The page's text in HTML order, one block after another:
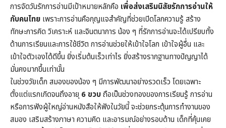
การจัดวันรักการอ่านมีเป้าหมายหลักคือ เพื่อส่งเสริมนิสัยรักการอ่านให้
กับคนไทย เพราะการอ่านคือกุญแจสำคัญที่ช่วยเปิดโลกความรู้ สร้าง
ทักษะการคิด วิเคราะห์ และจินตนาการ น้อง ๆ ที่รักการอ่านจะได้เปรียบทั้ง
ด้านการเรียนและการใช้ชีวิต การอ่านช่วยให้เข้าใจโลก เข้าใจผู้อื่น และ
เข้าใจตัวเองได้ดีขึ้น ยิ่งเริ่มต้นเร็วเท่าไร ยิ่งสร้างรากฐานทางปัญญาได้
มั่นคงมากขึ้นเท่านั้น
ในช่วงวัยเด็ก สมองของน้อง ๆ มีการพัฒนาอย่างรวดเร็ว โดยเฉพาะ
ตั้งแต่แรกเกิดจนถึงอายุ 6 ขวบถือเป็นช่วงทองของการเรียนรู้ การอ่าน
หรือการฟังผู้ใหญ่อ่านหนังสือให้ฟังในวัยนี้ จะช่วยกระตุ้นการทำงานของ
สมอง เสริมสร้างภาษา ความคิด และอารมณ์อย่างรอบด้าน เด็กที่คุ้นเคย